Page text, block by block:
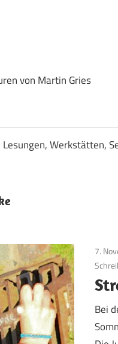
von Martin Gries
Lesungen, Werkstätten,
7.
Bei